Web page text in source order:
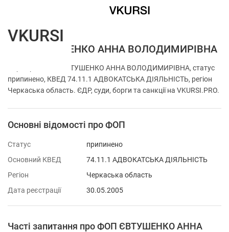
ФОП ЄВТУШЕНКО АННА ВОЛОДИМИРІВНА
Перевірка ФОП ЄВТУШЕНКО АННА ВОЛОДИМИРІВНА, статус
припинено, КВЕД 74.11.1 АДВОКАТСЬКА ДІЯЛЬНІСТЬ, регіон
Черкаська область. ЄДР, суди, борги та санкції на VKURSI.PRO.
Основні відомості про ФОП
Статус
припинено
Основний КВЕД
74.11.1 АДВОКАТСЬКА ДІЯЛЬНІСТЬ
Регіон
Черкаська область
Дата реєстрації
30.05.2005
Часті запитання про ФОП ЄВТУШЕНКО АННА
VKURSI